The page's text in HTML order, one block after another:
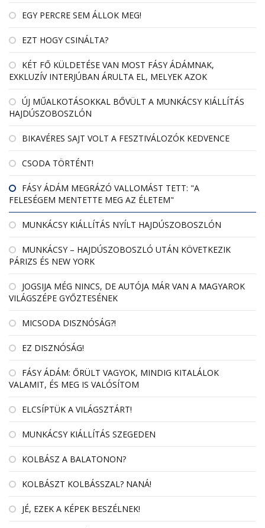
EGY PERCRE SEM ÁLLOK MEG!
EZT HOGY CSINÁLTA?
KÉT FŐ KÜLDETÉSE VAN MOST FÁSY ÁDÁMNAK,
EXKLUZÍV INTERJÚBAN ÁRULTA EL, MELYEK AZOK
ÚJ MŰALKOTÁSOKKAL BŐVÜLT A MUNKÁCSY KIÁLLÍTÁS
HAJDÚSZOBOSZLÓN
BIKAVÉRES SAJT VOLT A FESZTIVÁLOZÓK KEDVENCE
CSODA TÖRTÉNT!
FÁSY ÁDÁM MEGRÁZÓ VALLOMÁST TETT: "A
FELESÉGEM MENTETTE MEG AZ ÉLETEM"
MUNKÁCSY KIÁLLÍTÁS NYÍLT HAJDÚSZOBOSZLÓN
MUNKÁCSY – HAJDÚSZOBOSZLÓ UTÁN KÖVETKEZIK
PÁRIZS ÉS NEW YORK
JOGSIJA MÉG NINCS, DE AUTÓJA MÁR VAN A MAGYAROK
VILÁGSZÉPE GYŐZTESÉNEK
MICSODA DISZNÓSÁG?!
EZ DISZNÓSÁG!
FÁSY ÁDÁM: ŐRÜLT VAGYOK, MINDIG KITALÁLOK
VALAMIT, ÉS MEG IS VALÓSÍTOM
ELCSÍPTÜK A VILÁGSZTÁRT!
MUNKÁCSY KIÁLLÍTÁS SZEGEDEN
KOLBÁSZ A BALATONON?
KOLBÁSZT KOLBÁSSZAL? NANÁ!
JÉ, EZEK A KÉPEK BESZÉLNEK!